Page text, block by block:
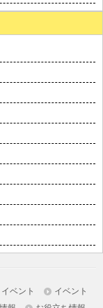
イベント
イベント